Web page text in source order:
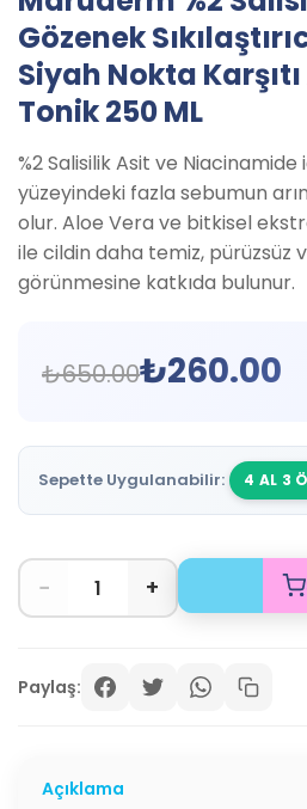
Gözenek
Siyah Nokta Karşıtı
Tonik 250 ML
%2 Salisilik Asit ve
yüzeyindeki fazla sebumun
olur. Aloe Vera ve bitkisel
ile cildin daha temiz, pürüzsüz
görünmesine katkıda bulunur.
₺650.00₺260.00
Sepette Uygulanabilir: 4 AL 3
− +
Paylaş:
Açıklama